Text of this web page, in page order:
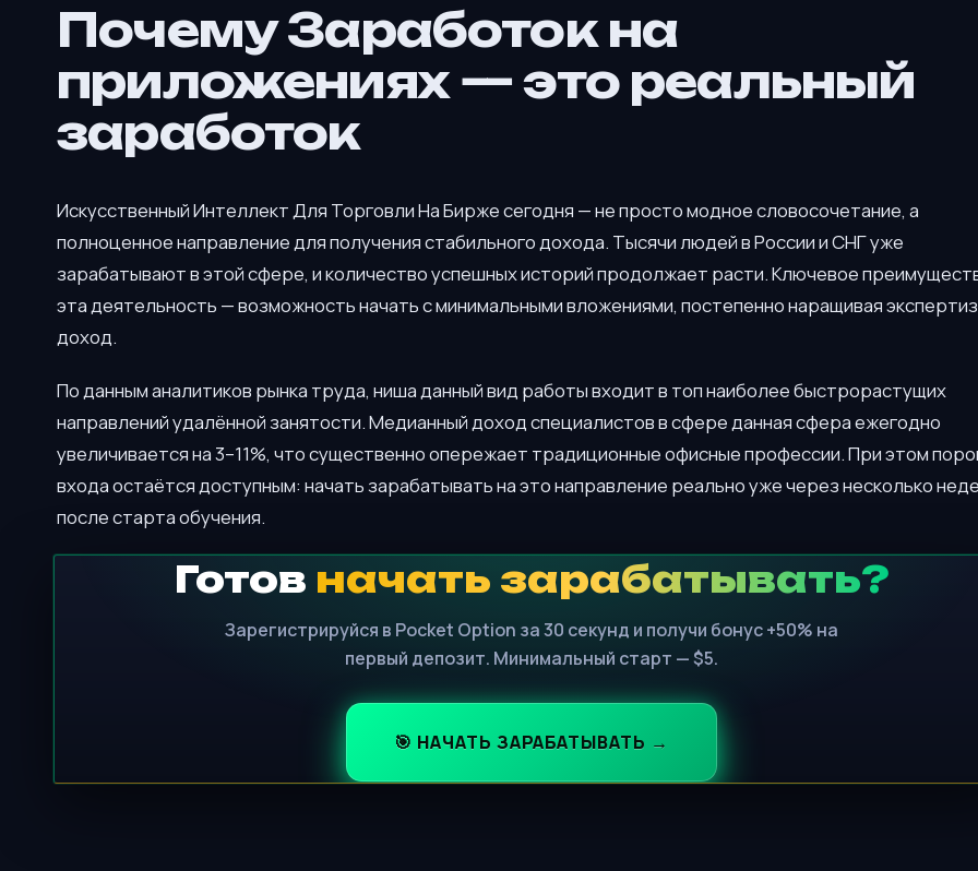
Почему Заработок на
приложениях — это реальный
заработок
Искусственный Интеллект Для Торговли На Бирже сегодня — не просто модное словосочетание, а
полноценное направление для получения стабильного дохода. Тысячи людей в России и СНГ уже
зарабатывают в этой сфере, и количество успешных историй продолжает расти. Ключевое
эта деятельность — возможность начать с минимальными вложениями, постепенно наращивая
доход.
По данным аналитиков рынка труда, ниша данный вид работы входит в топ наиболее быстрорастущих
направлений удалённой занятости. Медианный доход специалистов в сфере данная сфера ежегодно
увеличивается на 3–11%, что существенно опережает традиционные офисные профессии. При этом
входа остаётся доступным: начать зарабатывать на это направление реально уже через несколько
после старта обучения.
Готов начать зарабатывать?
Зарегистрируйся в Pocket Option за 30 секунд и получи бонус +50% на
первый депозит. Минимальный старт — $5.
🎯 НАЧАТЬ ЗАРАБАТЫВАТЬ →